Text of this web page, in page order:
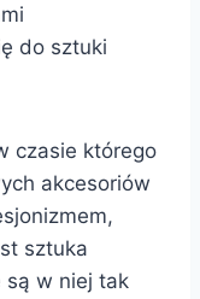
do sztuki
czasie którego
akcesoriów
sztuka
są w niej tak